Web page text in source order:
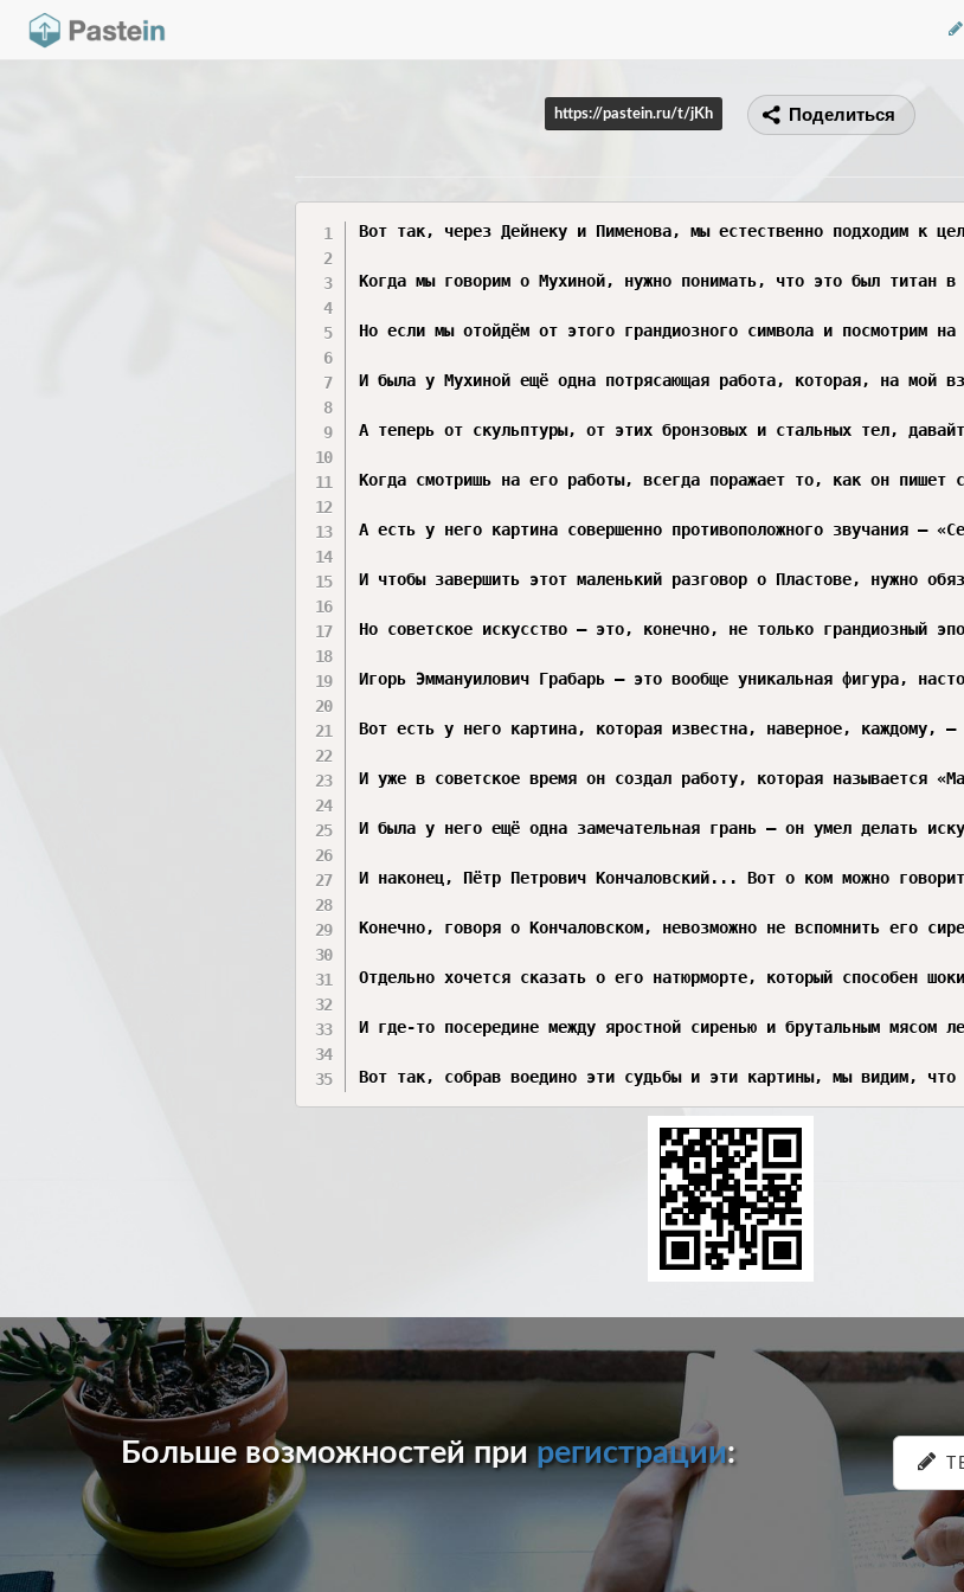
https://pastein.ru/t/jKh Поделиться
Вот так, через Дейнеку и Пименова, мы естественно подходим к целой плеяде мастеров, без которых разговор о советском искусстве был бы попросту плоским и неполным. И первое имя, которое я хочу назвать, — это Вера Игнатьевна Мухина. О ней говорить одновременно и легко, и невероятно сложно. Легко — потому что её главное творение знают абсолютно все, оно впечатано в нашу культурную память намертво. Сложно — потому что за гигантской тенью «Рабочего и колхозницы» часто теряется вся остальная, невероятно глубокая и многогранная работа этого скульптора.

Когда мы говорим о Мухиной, нужно понимать, что это был титан в прямом и переносном смысле. Женщина, которая подчинила себе грубый, неподатливый материал — бронзу, сталь, бетон — и заставила его дышать, лететь, петь. Её знаменитая группа из нержавеющей стали, взметнувшаяся над Парижем в 1937 году, — это, конечно, не просто скульптура. Это настоящий манифест. Сама идея сделать 24-метровую статую из нового, индустриального материала, который до этого использовали разве что в машиностроении, была дерзким художественным жестом. А как она этого добилась? Ведь Мухина,
Больше возможностей прирегистрации: